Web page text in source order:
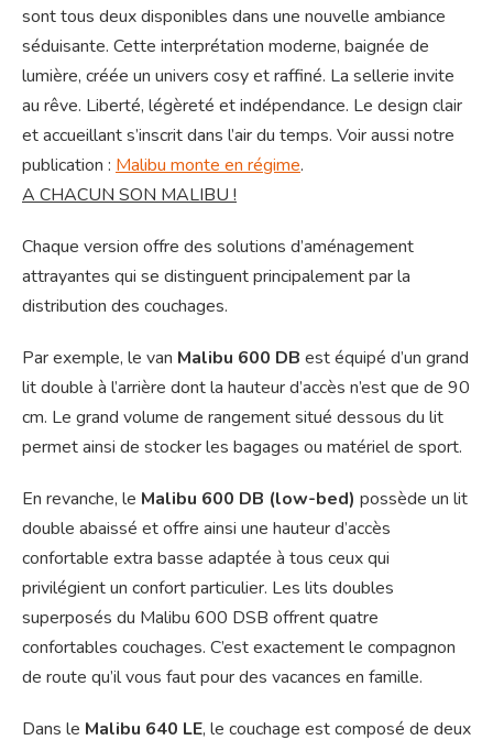
sont tous deux disponibles dans une nouvelle ambiance
séduisante. Cette interprétation moderne, baignée de
lumière, créée un univers cosy et raffiné. La sellerie invite
au rêve. Liberté, légèreté et indépendance. Le design clair
et accueillant s’inscrit dans l’air du temps. Voir aussi notre
publication : Malibu monte en régime.
A CHACUN SON MALIBU !
Chaque version offre des solutions d’aménagement
attrayantes qui se distinguent principalement par la
distribution des couchages.
Par exemple, le van Malibu 600 DB est équipé d’un grand
lit double à l’arrière dont la hauteur d’accès n’est que de 90
cm. Le grand volume de rangement situé dessous du lit
permet ainsi de stocker les bagages ou matériel de sport.
En revanche, le Malibu 600 DB (low-bed) possède un lit
double abaissé et offre ainsi une hauteur d’accès
confortable extra basse adaptée à tous ceux qui
privilégient un confort particulier. Les lits doubles
superposés du Malibu 600 DSB offrent quatre
confortables couchages. C’est exactement le compagnon
de route qu’il vous faut pour des vacances en famille.
Dans le Malibu 640 LE, le couchage est composé de deux